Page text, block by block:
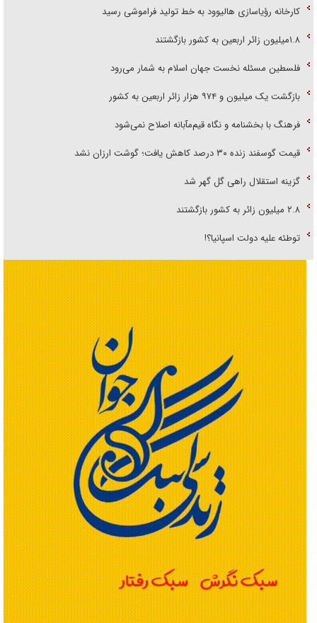
کارخانه رؤیاسازی هالیوود به خط تولید فراموشی رسید
۱.۸میلیون زائر اربعین به کشور بازگشتند
فلسطین مسئله نخست جهان اسلام به شمار می‌رود
بازگشت یک میلیون و ۹۷۴ هزار زائر اربعین به کشور
فرهنگ با بخشنامه و نگاه قیم‌مآبانه اصلاح نمی‌شود
قیمت گوسفند زنده ۳۰ درصد کاهش یافت؛ گوشت ارزان نشد
گزینه استقلال راهی گل گهر شد
۲.۸ میلیون زائر به کشور بازگشتند
توطئه علیه دولت اسپانیا؟!